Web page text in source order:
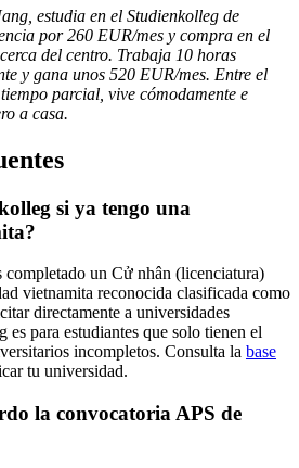
estudia en el Studienkolleg de
por 260 EUR/mes y compra en el
del centro. Trabaja 10 horas
y gana unos 520 EUR/mes. Entre el
parcial, vive cómodamente e
a casa.
si ya tengo una
completado un Cử nhân (licenciatura)
vietnamita reconocida clasificada como
directamente a universidades
es para estudiantes que solo tienen el
incompletos. Consulta la base
tu universidad.
la convocatoria APS de